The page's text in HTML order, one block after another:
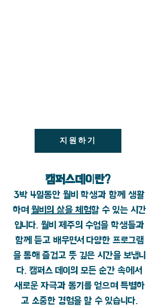
지원하기
캠퍼스데이란?
3박 4일동안 월비 학생과 함께 생활
하며 월비의 삶을 체험할 수 있는 시간
입니다. 월비 제주의 수업을 학생들과
함께 듣고 배우면서 다양한 프로그램
을 통해 즐겁고 뜻 깊은 시간을 보냅니
다. 캠퍼스 데이의 모든 순간 속에서
새로운 자극과 동기를 얻으며 특별하
고 소중한 경험을 할 수 있습니다.